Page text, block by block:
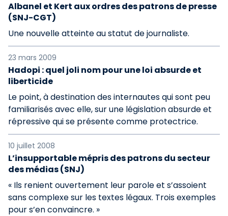
Albanel et Kert aux ordres des patrons de presse
(SNJ-CGT)
Une nouvelle atteinte au statut de journaliste.
23 mars 2009
Hadopi : quel joli nom pour une loi absurde et
liberticide
Le point, à destination des internautes qui sont peu
familiarisés avec elle, sur une législation absurde et
répressive qui se présente comme protectrice.
10 juillet 2008
L’insupportable mépris des patrons du secteur
des médias (SNJ)
« Ils renient ouvertement leur parole et s’assoient
sans complexe sur les textes légaux. Trois exemples
pour s’en convaincre. »